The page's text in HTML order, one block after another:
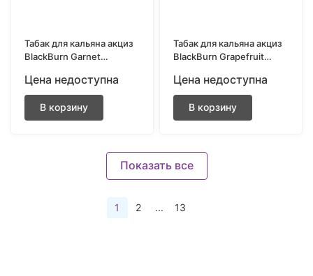
Табак для кальяна акциз
BlackBurn Garnet
Цена недоступна
В корзину
Табак для кальяна акциз
BlackBurn Grapefruit
Цена недоступна
В корзину
Показать все
1 2 ... 13